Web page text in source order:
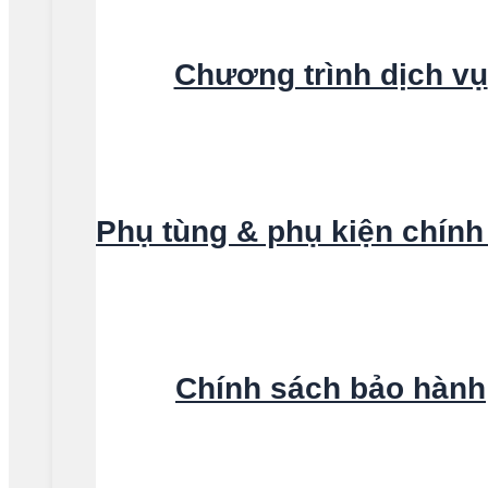
Chương trình dịch vụ
Phụ tùng & phụ kiện
Chính sách bảo hành